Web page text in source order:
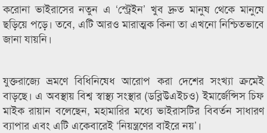
করোনা ভাইরাসের নতুন এ ‘স্ট্রেইন’ খুব দ্রুত মানুষ থেকে মানুষে
ছড়িয়ে পড়ে। তবে, এটি আরও মারাত্মক কিনা তা এখনো নিশ্চিতভাবে
জানা যায়নি।
যুক্তরাজ্যে ভ্রমণে বিধিনিষেধ আরোপ করা দেশের সংখ্যা ক্রমেই
বাড়ছে। এ অবস্থায় বিশ্ব স্বাস্থ্য সংস্থার (ডব্লিউএইচও) ইমার্জেন্সিস চিফ
মাইক রায়ান বলেছেন, মহামারির মধ্যে ভাইরাসটির বিবর্তন সাধারণ
ব্যাপার এবং এটি একেবারেই ‘নিয়ন্ত্রণের বাইরে নয়’।